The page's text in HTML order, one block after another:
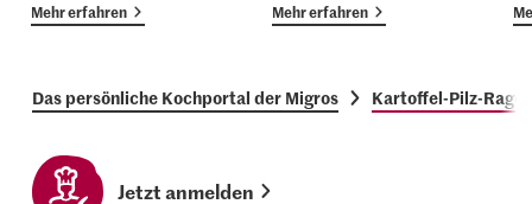
Mehr erfahren Mehr erfahren
Das persönliche Kochportal der Migros Kartoffel-Pilz-
Jetzt anmelden